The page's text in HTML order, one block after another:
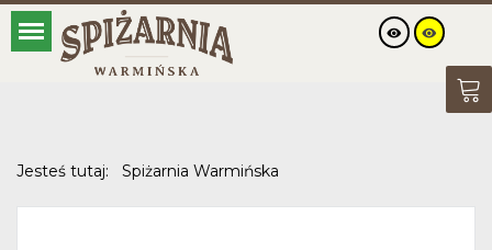
Jesteś tutaj: Spiżarnia Warmińska